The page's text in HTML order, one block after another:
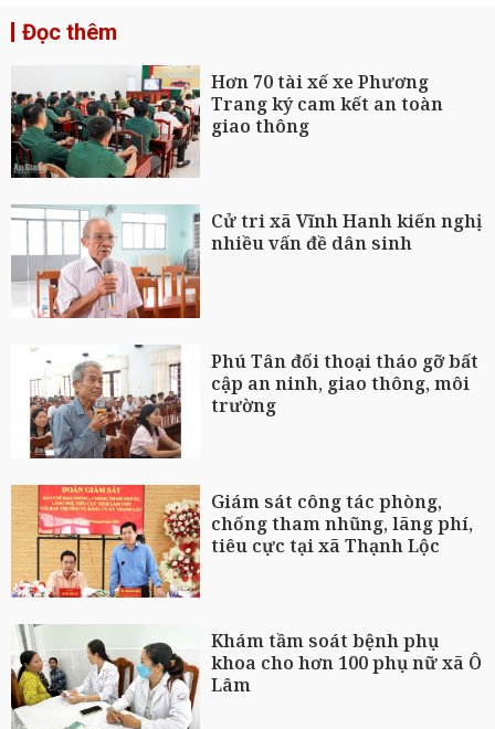
Đọc thêm
Hơn 70 tài xế xe Phương
Trang ký cam kết an toàn
giao thông
Cử tri xã Vĩnh Hanh kiến nghị
nhiều vấn đề dân sinh
Phú Tân đối thoại tháo gỡ bất
cập an ninh, giao thông, môi
trường
Giám sát công tác phòng,
chống tham nhũng, lãng phí,
tiêu cực tại xã Thạnh Lộc
Khám tầm soát bệnh phụ
khoa cho hơn 100 phụ nữ xã Ô
Lâm